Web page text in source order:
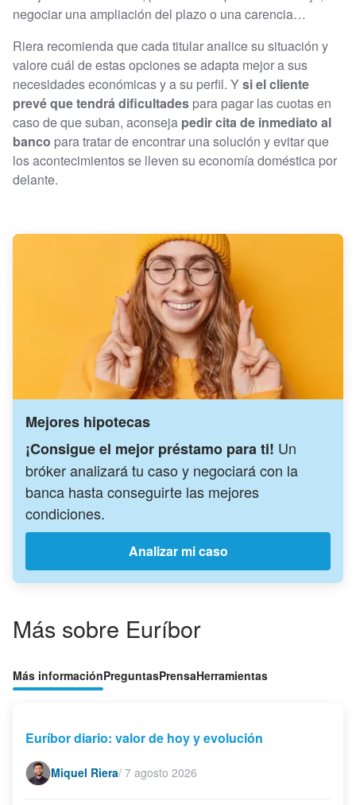
negociar una ampliación del plazo o una carencia…
Riera recomienda que cada titular analice su situación y
valore cuál de estas opciones se adapta mejor a sus
necesidades económicas y a su perfil. Ysi el cliente
prevé que tendrá dificultades para pagar las cuotas en
caso de que suban, aconseja pedir cita de inmediato al
banco para tratar de encontrar una solución y evitar que
los acontecimientos se lleven su economía doméstica por
delante.
Mejores hipotecas
¡Consigue el mejor préstamo para ti! Un
bróker analizará tu caso y negociará con la
banca hasta conseguirte las mejores
condiciones.
Analizar mi caso
Más sobre Euríbor
Más informaciónPreguntasPrensaHerramientas
Euríbor diario: valor de hoy y evolución
Miquel Riera/ 7 agosto 2026